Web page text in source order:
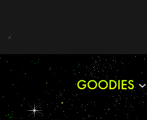
GOODIES